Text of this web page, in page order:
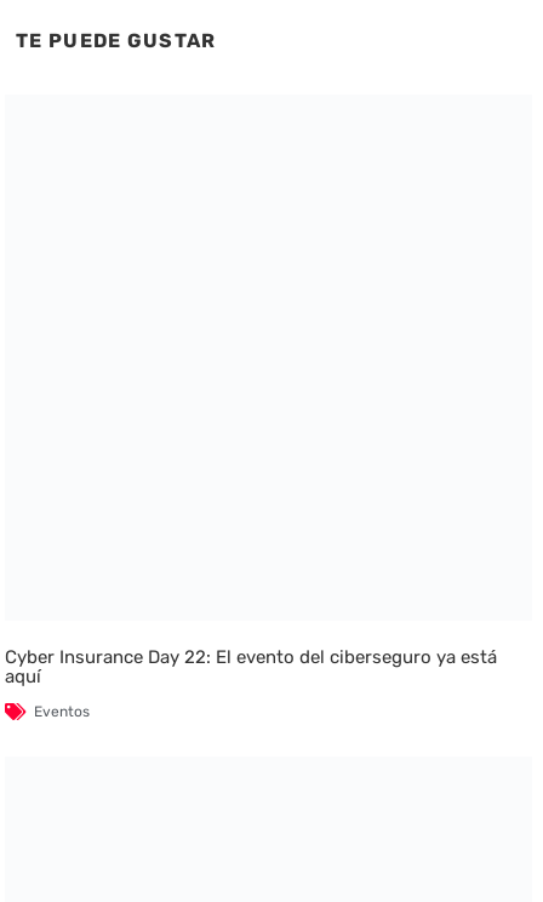
TE PUEDE GUSTAR
Cyber Insurance Day 22: El evento del ciberseguro ya está
aquí
Eventos